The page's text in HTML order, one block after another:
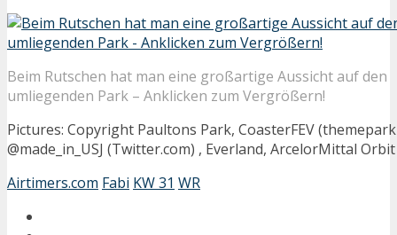
Beim Rutschen hat man eine großartige Aussicht auf den
umliegenden Park – Anklicken zum Vergrößern!
Pictures: Copyright Paultons Park, CoasterFEV
@made_in_USJ (Twitter.com) , Everland, ArcelorMittal Orbit
Airtimers.com Fabi KW 31 WR